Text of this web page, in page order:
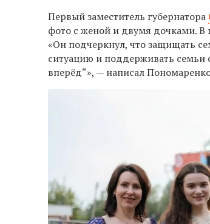
Первый заместитель губернатора
фото с женой и двумя дочками.
«Он подчеркнул, что защищать
ситуацию и поддерживать
вперёд“», — написал